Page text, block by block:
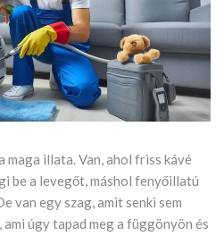
maga illata. Van, ahol friss kávé
be a levegőt, máshol fenyőillatú
van egy szag, amit senki sem
ami úgy tapad meg a függönyön és